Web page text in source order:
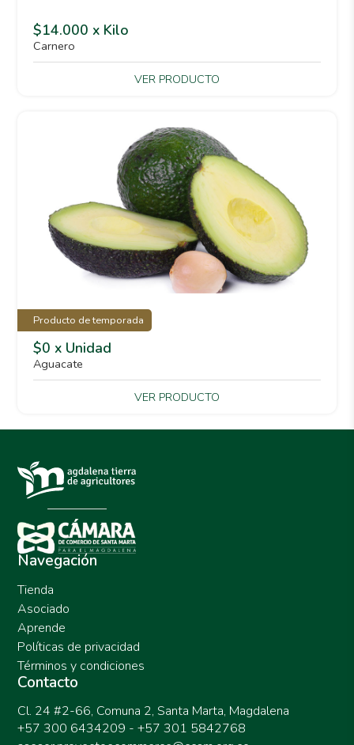
$14.000 x Kilo
Carnero
VER PRODUCTO
Producto de temporada
$0 x Unidad
Aguacate
VER PRODUCTO
Navegación
Tienda
Asociado
Aprende
Políticas de privacidad
Términos y condiciones
Contacto
Cl. 24 #2-66, Comuna 2, Santa Marta, Magdalena
+57 300 6434209 - +57 301 5842768